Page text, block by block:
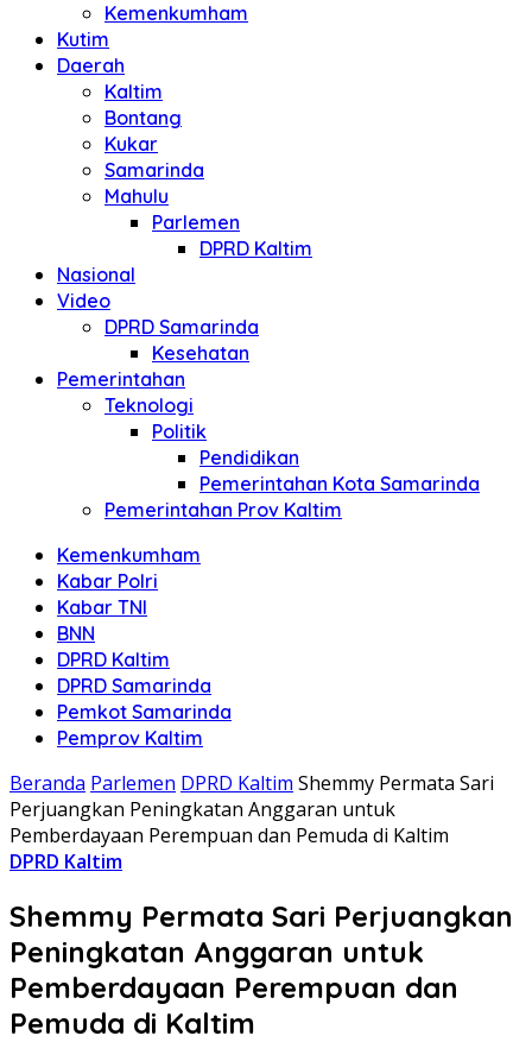
Kemenkumham
Kutim
Daerah
Kaltim
Bontang
Kukar
Samarinda
Mahulu
Parlemen
DPRD Kaltim
Nasional
Video
DPRD Samarinda
Kesehatan
Pemerintahan
Teknologi
Politik
Pendidikan
Pemerintahan Kota Samarinda
Pemerintahan Prov Kaltim
Kemenkumham
Kabar Polri
Kabar TNI
BNN
DPRD Kaltim
DPRD Samarinda
Pemkot Samarinda
Pemprov Kaltim
Beranda Parlemen DPRD Kaltim Shemmy Permata Sari
Perjuangkan Peningkatan Anggaran untuk
Pemberdayaan Perempuan dan Pemuda di Kaltim
DPRD Kaltim
Shemmy Permata Sari Perjuangkan
Peningkatan Anggaran untuk
Pemberdayaan Perempuan dan
Pemuda di Kaltim